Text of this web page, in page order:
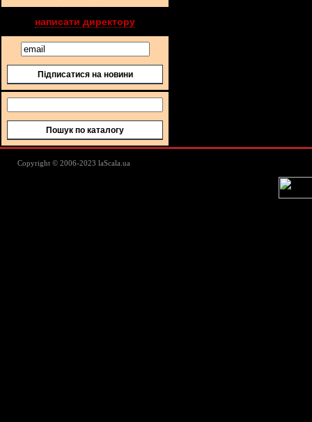
написати директору
Підписатися на новини
Пошук по каталогу
Copyright © 2006-2023 laScala.ua